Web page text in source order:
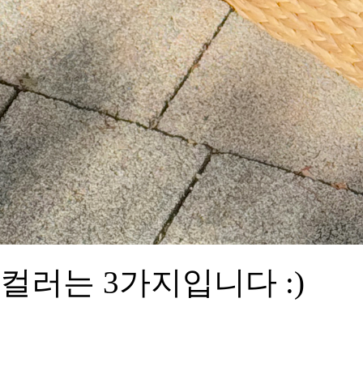
컬러는 3가지입니다 :)